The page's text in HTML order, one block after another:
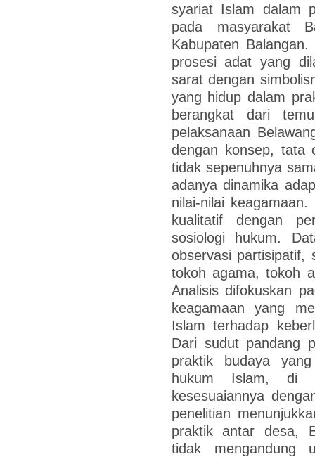
syariat Islam dalam
pada masyarakat
Kabupaten
prosesi adat yang
sarat dengan
yang hidup dalam
berangkat dari
pelaksanaan
dengan konsep, tata
tidak sepenuhnya
adanya dinamika
nilai-nilai
kualitatif dengan
sosiologi hukum.
observasi partisipatif,
tokoh agama, tokoh
Analisis difokuskan
keagamaan yang
Islam terhadap
Dari sudut pandang
praktik budaya
hukum Islam, di
kesesuaiannya
penelitian
praktik antar desa,
tidak mengandung